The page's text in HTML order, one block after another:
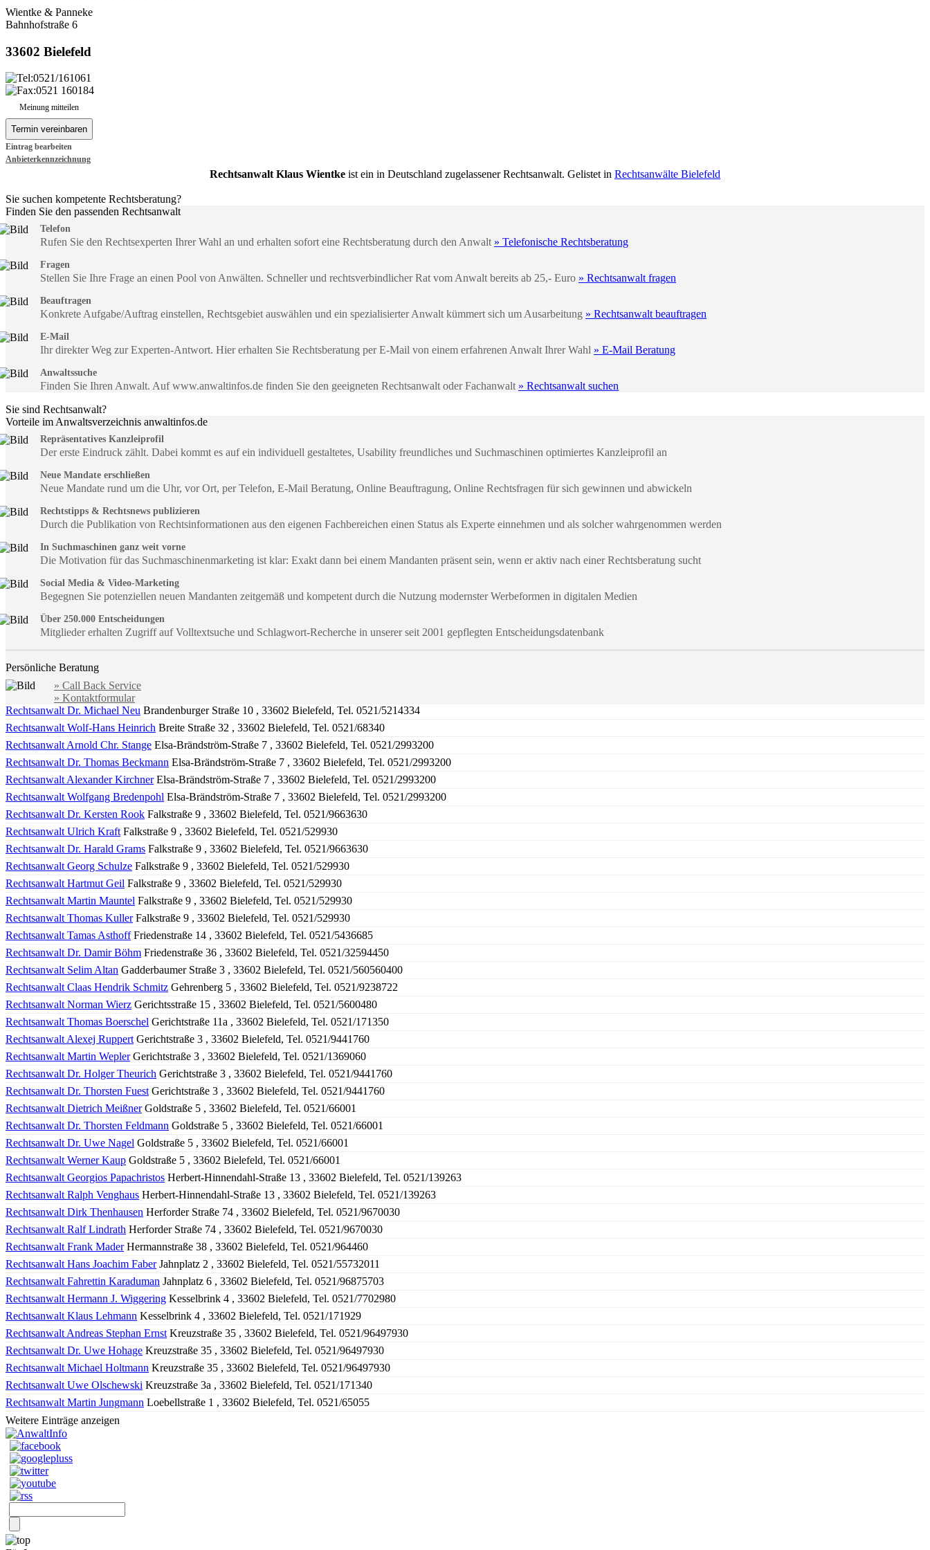
Wientke & Panneke
Bahnhofstraße 6
33602 Bielefeld
0521/161061
0521 160184
Meinung mitteilen
Eintrag bearbeiten
Anbieterkennzeichnung
Rechtsanwalt Klaus Wientke ist ein in Deutschland zugelassener Rechtsanwalt. Gelistet in Rechtsanwälte Bielefeld
Sie suchen kompetente Rechtsberatung?
Finden Sie den passenden Rechtsanwalt
Telefon
Rufen Sie den Rechtsexperten Ihrer Wahl an und erhalten sofort eine Rechtsberatung durch den Anwalt » Telefonische Rechtsberatung
Fragen
Stellen Sie Ihre Frage an einen Pool von Anwälten. Schneller und rechtsverbindlicher Rat vom Anwalt bereits ab 25,- Euro » Rechtsanwalt fragen
Beauftragen
Konkrete Aufgabe/Auftrag einstellen, Rechtsgebiet auswählen und ein spezialisierter Anwalt kümmert sich um Ausarbeitung » Rechtsanwalt beauftragen
E-Mail
Ihr direkter Weg zur Experten-Antwort. Hier erhalten Sie Rechtsberatung per E-Mail von einem erfahrenen Anwalt Ihrer Wahl » E-Mail Beratung
Anwaltssuche
Finden Sie Ihren Anwalt. Auf www.anwaltinfos.de finden Sie den geeigneten Rechtsanwalt oder Fachanwalt » Rechtsanwalt suchen
Sie sind Rechtsanwalt?
Vorteile im Anwaltsverzeichnis anwaltinfos.de
Repräsentatives Kanzleiprofil
Der erste Eindruck zählt. Dabei kommt es auf ein individuell gestaltetes, Usability freundliches und Suchmaschinen optimiertes Kanzleiprofil an
Neue Mandate erschließen
Neue Mandate rund um die Uhr, vor Ort, per Telefon, E-Mail Beratung, Online Beauftragung, Online Rechtsfragen für sich gewinnen und abwickeln
Rechtstipps & Rechtsnews publizieren
Durch die Publikation von Rechtsinformationen aus den eigenen Fachbereichen einen Status als Experte einnehmen und als solcher wahrgenommen werden
In Suchmaschinen ganz weit vorne
Die Motivation für das Suchmaschinenmarketing ist klar: Exakt dann bei einem Mandanten präsent sein, wenn er aktiv nach einer Rechtsberatung sucht
Social Media & Video-Marketing
Begegnen Sie potenziellen neuen Mandanten zeitgemäß und kompetent durch die Nutzung modernster Werbeformen in digitalen Medien
Über 250.000 Entscheidungen
Mitglieder erhalten Zugriff auf Volltextsuche und Schlagwort-Recherche in unserer seit 2001 gepflegten Entscheidungsdatenbank
Persönliche Beratung
» Call Back Service
» Kontaktformular
Rechtsanwalt Dr. Michael Neu Brandenburger Straße 10 , 33602 Bielefeld, Tel. 0521/5214334
Rechtsanwalt Wolf-Hans Heinrich Breite Straße 32 , 33602 Bielefeld, Tel. 0521/68340
Rechtsanwalt Arnold Chr. Stange Elsa-Brändström-Straße 7 , 33602 Bielefeld, Tel. 0521/2993200
Rechtsanwalt Dr. Thomas Beckmann Elsa-Brändström-Straße 7 , 33602 Bielefeld, Tel. 0521/2993200
Rechtsanwalt Alexander KirchnerElsa-Brändström-Straße 7 , 33602 Bielefeld, Tel. 0521/2993200
Rechtsanwalt Wolfgang Bredenpohl Elsa-Brändström-Straße 7 , 33602 Bielefeld, Tel. 0521/2993200
Rechtsanwalt Dr. Kersten Rook Falkstraße 9 , 33602 Bielefeld, Tel. 0521/9663630
Rechtsanwalt Ulrich Kraft Falkstraße 9 , 33602 Bielefeld, Tel. 0521/529930
Rechtsanwalt Dr. Harald Grams Falkstraße 9 , 33602 Bielefeld, Tel. 0521/9663630
Rechtsanwalt Georg Schulze Falkstraße 9 , 33602 Bielefeld, Tel. 0521/529930
Rechtsanwalt Hartmut Geil Falkstraße 9 , 33602 Bielefeld, Tel. 0521/529930
Rechtsanwalt Martin Mauntel Falkstraße 9 , 33602 Bielefeld, Tel. 0521/529930
Rechtsanwalt Thomas KullerFalkstraße 9 , 33602 Bielefeld, Tel. 0521/529930
Rechtsanwalt Tamas AsthoffFriedenstraße 14 , 33602 Bielefeld, Tel. 0521/5436685
Rechtsanwalt Dr. Damir Böhm Friedenstraße 36 , 33602 Bielefeld, Tel. 0521/32594450
Rechtsanwalt Selim Altan Gadderbaumer Straße 3 , 33602 Bielefeld, Tel. 0521/560560400
Rechtsanwalt Claas Hendrik Schmitz Gehrenberg 5 , 33602 Bielefeld, Tel. 0521/9238722
Rechtsanwalt Norman Wierz Gerichtsstraße 15 , 33602 Bielefeld, Tel. 0521/5600480
Rechtsanwalt Thomas Boerschel Gerichtstraße 11a , 33602 Bielefeld, Tel. 0521/171350
Rechtsanwalt Alexej Ruppert Gerichtstraße 3 , 33602 Bielefeld, Tel. 0521/9441760
Rechtsanwalt Martin WeplerGerichtstraße 3 , 33602 Bielefeld, Tel. 0521/1369060
Rechtsanwalt Dr. Holger Theurich Gerichtstraße 3 , 33602 Bielefeld, Tel. 0521/9441760
Rechtsanwalt Dr. Thorsten Fuest Gerichtstraße 3 , 33602 Bielefeld, Tel. 0521/9441760
Rechtsanwalt Dietrich MeißnerGoldstraße 5 , 33602 Bielefeld, Tel. 0521/66001
Rechtsanwalt Dr. Thorsten Feldmann Goldstraße 5 , 33602 Bielefeld, Tel. 0521/66001
Rechtsanwalt Dr. Uwe Nagel Goldstraße 5 , 33602 Bielefeld, Tel. 0521/66001
Rechtsanwalt Werner Kaup Goldstraße 5 , 33602 Bielefeld, Tel. 0521/66001
Rechtsanwalt Georgios Papachristos Herbert-Hinnendahl-Straße 13 , 33602 Bielefeld, Tel. 0521/139263
Rechtsanwalt Ralph Venghaus Herbert-Hinnendahl-Straße 13 , 33602 Bielefeld, Tel. 0521/139263
Rechtsanwalt Dirk Thenhausen Herforder Straße 74 , 33602 Bielefeld, Tel. 0521/9670030
Rechtsanwalt Ralf Lindrath Herforder Straße 74 , 33602 Bielefeld, Tel. 0521/9670030
Rechtsanwalt Frank MaderHermannstraße 38 , 33602 Bielefeld, Tel. 0521/964460
Rechtsanwalt Hans Joachim FaberJahnplatz 2 , 33602 Bielefeld, Tel. 0521/55732011
Rechtsanwalt Fahrettin Karaduman Jahnplatz 6 , 33602 Bielefeld, Tel. 0521/96875703
Rechtsanwalt Hermann J. Wiggering Kesselbrink 4 , 33602 Bielefeld, Tel. 0521/7702980
Rechtsanwalt Klaus Lehmann Kesselbrink 4 , 33602 Bielefeld, Tel. 0521/171929
Rechtsanwalt Andreas Stephan Ernst Kreuzstraße 35 , 33602 Bielefeld, Tel. 0521/96497930
Rechtsanwalt Dr. Uwe Hohage Kreuzstraße 35 , 33602 Bielefeld, Tel. 0521/96497930
Rechtsanwalt Michael Holtmann Kreuzstraße 35 , 33602 Bielefeld, Tel. 0521/96497930
Rechtsanwalt Uwe Olschewski Kreuzstraße 3a , 33602 Bielefeld, Tel. 0521/171340
Rechtsanwalt Martin Jungmann Loebellstraße 1 , 33602 Bielefeld, Tel. 0521/65055
Weitere Einträge anzeigen